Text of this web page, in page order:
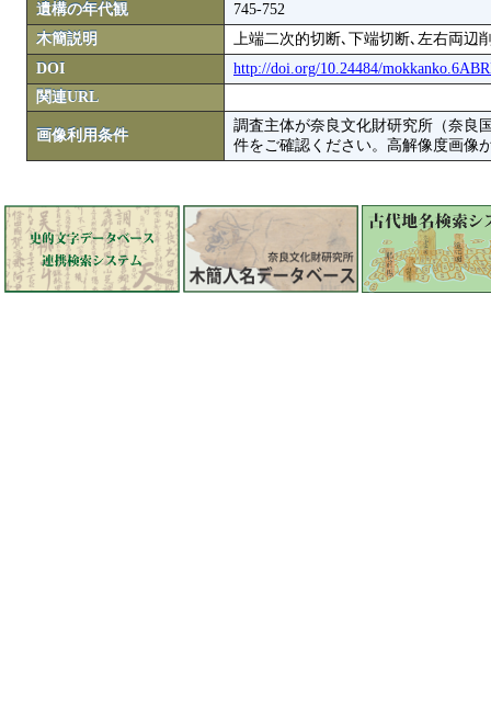
遺構の年代観
745-752
木簡説明
上端二次的切断､下端切断､左右両辺
DOI
http://doi.org/10.24484/
関連URL
画像利用条件
調査主体が奈良文化財研究所（奈良
件をご確認ください。高解像度画像